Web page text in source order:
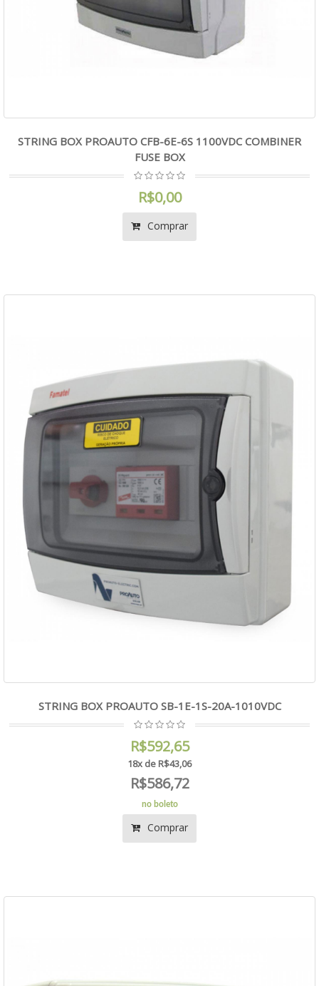
STRING BOX PROAUTO CFB-6E-6S 1100VDC COMBINER
FUSE BOX
R$0,00
Comprar
STRING BOX PROAUTO SB-1E-1S-20A-1010VDC
R$592,65
18x de R$43,06
R$586,72
no boleto
Comprar